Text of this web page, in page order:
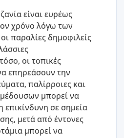
είναι ευρέως
χρόνο λόγω των
παραλίες δημοφιλείς
οι τοπικές
επηρεάσουν την
παλίρροιες και
μπορεί να
επικίνδυνη σε σημεία
μετά από έντονες
μπορεί να